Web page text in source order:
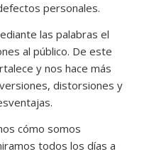
personales.
las palabras el
al público. De este
y nos hace más
distorsiones y
cómo somos
todos los días a